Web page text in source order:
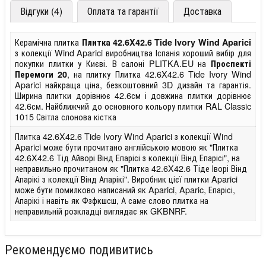
Відгуки (4)
Оплата та гарантії Доставка
Керамічна плитка Плитка 42.6X42.6 Tide Ivory Wind Aparici
з колекції Wind Aparici виробництва Іспанія хороший вибір для
покупки плитки у Києві. В салоні PLITKA.EU на Проспекті
Перемоги 20, на плитку Плитка 42.6X42.6 Tide Ivory Wind
Aparici найкраща ціна, безкоштовний 3D дизайн та гарантія.
Ширина плитки дорівнює 42.6см і довжина плитки дорівнює
42.6см. Найближчий до основного кольору плитки RAL Classic
1015 Світла слонова кістка
Плитка 42.6X42.6 Tide Ivory Wind Aparici з колекції Wind
Aparici може бути прочитано англійською мовою як "Плитка
42.6X42.6 Тід Айворі Вінд Епарісі з колекції Вінд Епарісі", на
неправильно прочитаном як "Плитка 42.6X42.6 Тіде Іворі Вінд
Апарікі з колекції Вінд Апарікі". Виробник цієї плитки Aparici
може бути помилково написаний як Aparici, Aparic, Епарісі,
Апарікі і навіть як Фзфкшсш, А саме слово плитка на
неправильній розкладці виглядає як GKBNRF.
Рекомендуємо подивитись